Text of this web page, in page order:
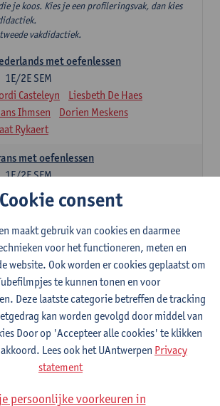
je koos. Kies je een profileringsvak, dan kies
vakdidactiek.
met oefenlessen
1E/2E SEM
Casteleyn
Liesbeth De Haes
Ihmsen
Dorien Meskens
Rykaert
met oefenlessen
1E/2E SEM
Mathea Simons
Veronik Bogaert
Mark Demyttenaere
Yann Morard
Van De Putte
met oefenlessen
1E/2E SEM
Smits
Ellen De Breuker
Kempenaers
Joke Prinsen
met oefenlessen
1E/2E SEM
Tom Smits Marise Van Tendeloo
niet-thuistaal met oefenlessen
Cookie consent
maakt gebruik van cookies en daarmee
voor het functioneren, meten en
website. Ook worden er cookies geplaatst om
te kunnen tonen en voor
Deze laatste categorie betreffen de tracking
kan worden gevolgd door middel van
Door op 'Accepteer alle cookies' te klikken
Lees ook het UAntwerpen Privacy
statement
persoonlijke voorkeuren in